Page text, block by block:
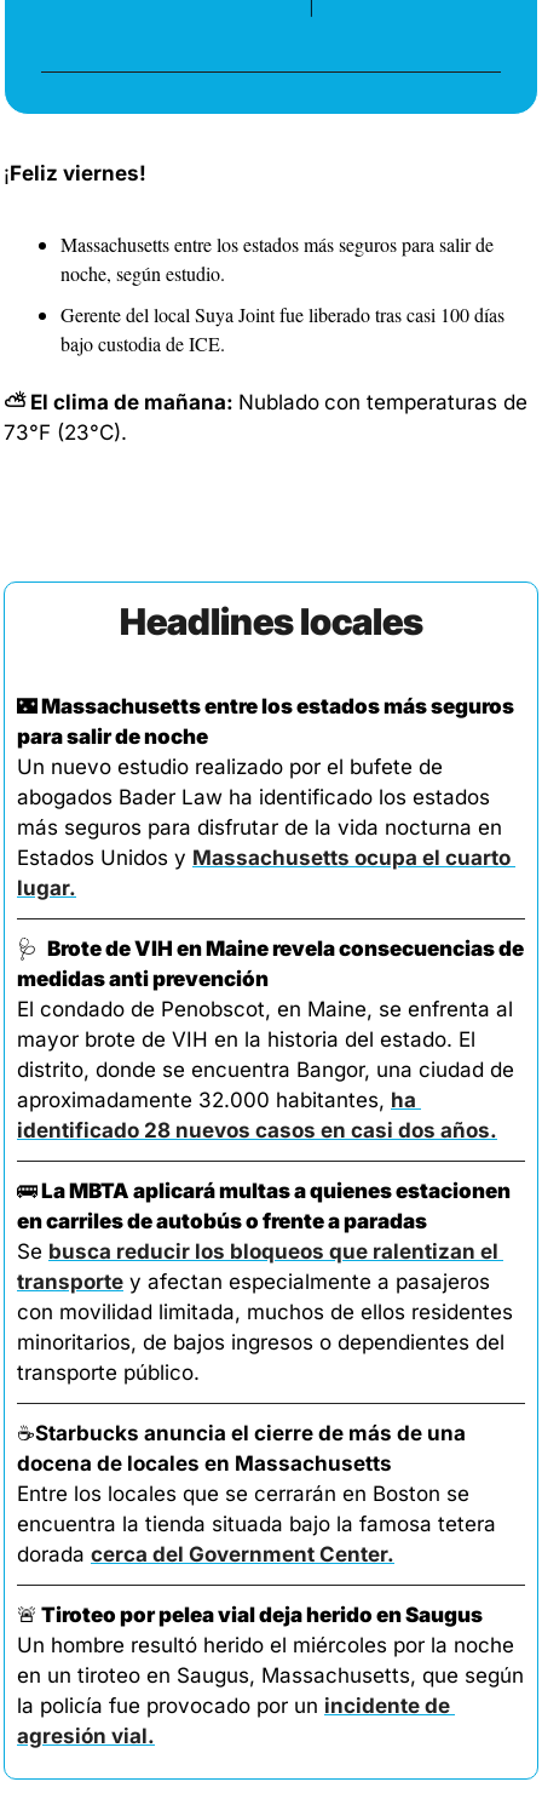
¡Feliz viernes!
Massachusetts entre los estados más seguros para salir de
noche, según estudio.
Gerente del local Suya Joint fue liberado tras casi 100 días
bajo custodia de ICE.
⛅ El clima de mañana: Nublado con temperaturas de
73°F (23°C).
Headlines locales
🌃 Massachusetts entre los estados más seguros
para salir de noche
Un nuevo estudio realizado por el bufete de
abogados Bader Law ha identificado los estados
más seguros para disfrutar de la vida nocturna en
Estados Unidos y Massachusetts ocupa el cuarto
lugar.
🩺 Brote de VIH en Maine revela consecuencias de
medidas anti prevención
El condado de Penobscot, en Maine, se enfrenta al
mayor brote de VIH en la historia del estado. El
distrito, donde se encuentra Bangor, una ciudad de
aproximadamente 32.000 habitantes, ha
identificado 28 nuevos casos en casi dos años.
🚌 La MBTA aplicará multas a quienes estacionen
en carriles de autobús o frente a paradas
Se busca reducir los bloqueos que ralentizan el
transporte y afectan especialmente a pasajeros
con movilidad limitada, muchos de ellos residentes
minoritarios, de bajos ingresos o dependientes del
transporte público.
☕Starbucks anuncia el cierre de más de una
docena de locales en Massachusetts
Entre los locales que se cerrarán en Boston se
encuentra la tienda situada bajo la famosa tetera
dorada cerca del Government Center.
🚨 Tiroteo por pelea vial deja herido en Saugus
Un hombre resultó herido el miércoles por la noche
en un tiroteo en Saugus, Massachusetts, que según
la policía fue provocado por un incidente de
agresión vial.